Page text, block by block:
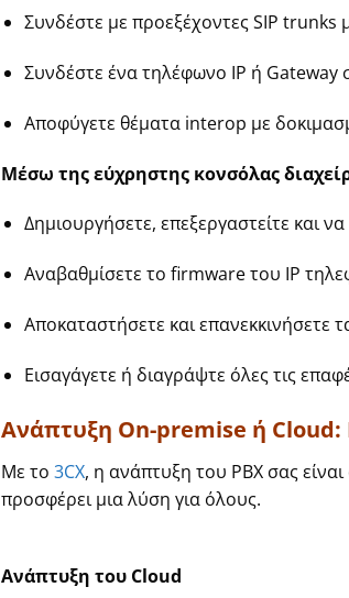
Συνδέστε με προεξέχοντες SIP
Συνδέστε ένα τηλέφωνο IP ή Gateway
Αποφύγετε θέματα interop με
Μέσω της εύχρηστης κονσόλας
Δημιουργήσετε, επεξεργαστείτε και
Αναβαθμίσετε το firmware του IP
Αποκαταστήσετε και
Εισαγάγετε ή διαγράψτε όλες τις
Ανάπτυξη On-premise ή Cloud:
Με το 3CX, η ανάπτυξη του PBX σας
προσφέρει μια λύση για όλους.
Ανάπτυξη του Cloud